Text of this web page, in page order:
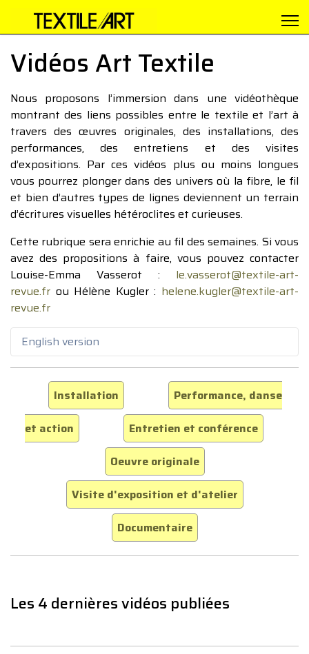
Vidéos Art Textile
Nous proposons l’immersion dans une vidéothèque
montrant des liens possibles entre le textile et l’art à
travers des œuvres originales, des installations, des
performances, des entretiens et des visites
d’expositions. Par ces vidéos plus ou moins longues
vous pourrez plonger dans des univers où la fibre, le fil
et bien d’autres types de lignes deviennent un terrain
d’écritures visuelles hétéroclites et curieuses.
Cette rubrique sera enrichie au fil des semaines. Si vous
avez des propositions à faire, vous pouvez contacter
Louise-Emma Vasserot : le.vasserot@textile-art-
revue.fr ou Hélène Kugler : helene.kugler@textile-art-
revue.fr
English version
Installation
Performance, danse
et action
Entretien et conférence
Oeuvre originale
Visite d'exposition et d'atelier
Documentaire
Les 4 dernières vidéos publiées